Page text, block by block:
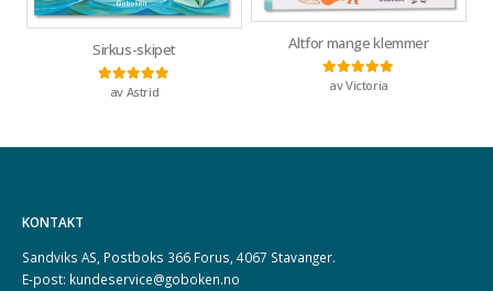
Sirkus-skipet
Vurdert5
av Astrid
Altfor mange klemmer
Vurdert5av 5
av Victoria
KONTAKT
Sandviks AS, Postboks 366 Forus, 4067 Stavanger.
E-post: kundeservice@goboken.no